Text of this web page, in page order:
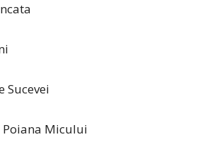
Sucevei
Poiana Micului